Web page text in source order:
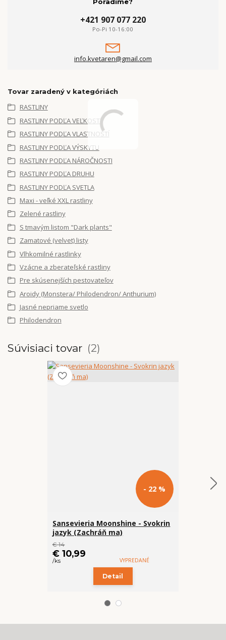
Poradíme?
+421 907 077 220
Po-Pi 10-16:00
info.kvetaren@gmail.com
Tovar zaradený v kategóriách
RASTLINY
RASTLINY PODĽA VEĽKOSTI
RASTLINY PODĽA VLASTNOSTÍ
RASTLINY PODĽA VÝSKYTU
RASTLINY PODĽA NÁROČNOSTI
RASTLINY PODĽA DRUHU
RASTLINY PODĽA SVETLA
Maxi - veľké XXL rastliny
Zelené rastliny
S tmavým listom "Dark plants"
Zamatové (velvet) listy
Vlhkomilné rastlinky
Vzácne a zberateľské rastliny
Pre skúsenejších pestovateľov
Aroidy (Monstera/ Philodendron/ Anthurium)
Jasné nepriame svetlo
Philodendron
Súvisiaci tovar 2
- 22 %
Sansevieria Moonshine - Svokrin
jazyk (Zachráň ma)
€ 14
€ 10,99
/ks VYPREDANÉ
Detail